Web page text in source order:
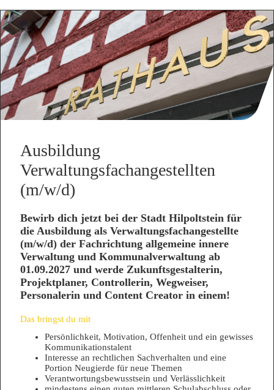
Ausbildung
Verwaltungsfachangestellten
(m/w/d)
Bewirb dich jetzt bei der Stadt Hilpoltstein für
die Ausbildung als Verwaltungsfachangestellte
(m/w/d) der Fachrichtung allgemeine innere
Verwaltung und Kommunalverwaltung ab
01.09.2027 und werde Zukunftsgestalterin,
Projektplaner, Controllerin, Wegweiser,
Personalerin und Content Creator in einem!
Das bringst du mit
Persönlichkeit, Motivation, Offenheit und ein gewisses
Kommunikationstalent
Interesse an rechtlichen Sachverhalten und eine
Portion Neugierde für neue Themen
Verantwortungsbewusstsein und Verlässlichkeit